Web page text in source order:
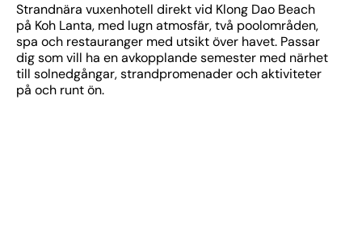
Strandnära vuxenhotell direkt vid Klong Dao Beach
på Koh Lanta, med lugn atmosfär, två poolområden,
spa och restauranger med utsikt över havet. Passar
dig som vill ha en avkopplande semester med närhet
till solnedgångar, strandpromenader och aktiviteter
på och runt ön.